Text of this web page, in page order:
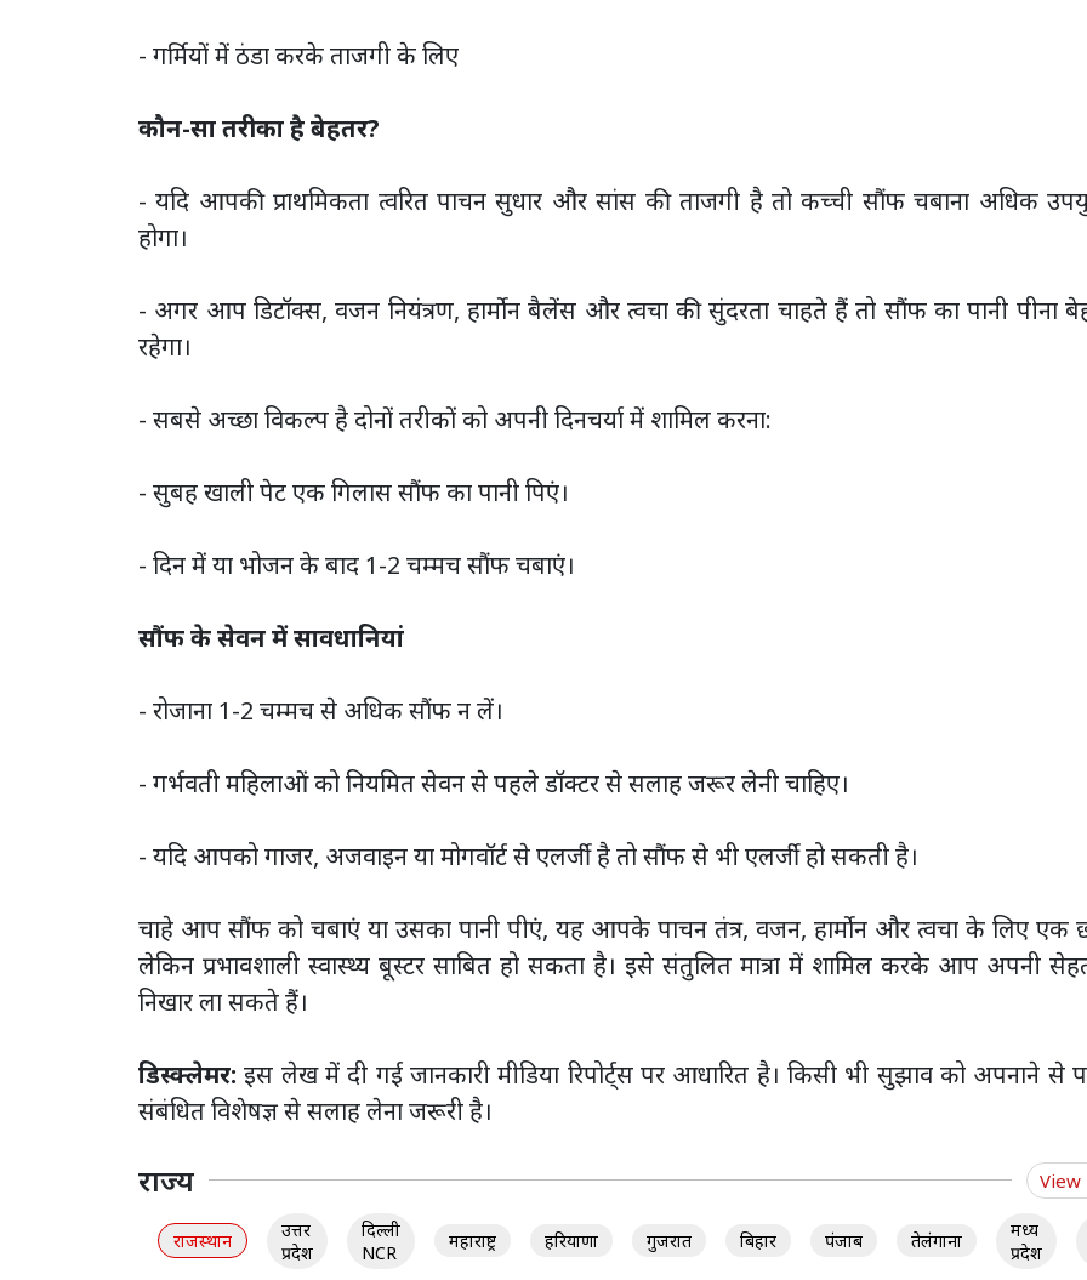
- गर्मियों में ठंडा करके ताजगी के लिए
कौन-सा तरीका है बेहतर?
- यदि आपकी प्राथमिकता त्वरित पाचन सुधार और सांस की ताजगी है तो कच्ची सौंफ चबाना अधिक
होगा।
- अगर आप डिटॉक्स, वजन नियंत्रण, हार्मोन बैलेंस और त्वचा की सुंदरता चाहते हैं तो सौंफ का पानी पीना
रहेगा।
- सबसे अच्छा विकल्प है दोनों तरीकों को अपनी दिनचर्या में शामिल करना:
- सुबह खाली पेट एक गिलास सौंफ का पानी पिएं।
- दिन में या भोजन के बाद 1-2 चम्मच सौंफ चबाएं।
सौंफ के सेवन में सावधानियां
- रोजाना 1-2 चम्मच से अधिक सौंफ न लें।
- गर्भवती महिलाओं को नियमित सेवन से पहले डॉक्टर से सलाह जरूर लेनी चाहिए।
- यदि आपको गाजर, अजवाइन या मोगवॉर्ट से एलर्जी है तो सौंफ से भी एलर्जी हो सकती है।
चाहे आप सौंफ को चबाएं या उसका पानी पीएं, यह आपके पाचन तंत्र, वजन, हार्मोन और त्वचा के लिए एक
लेकिन प्रभावशाली स्वास्थ्य बूस्टर साबित हो सकता है। इसे संतुलित मात्रा में शामिल करके आप अपनी
निखार ला सकते हैं।
डिस्क्लेमर: इस लेख में दी गई जानकारी मीडिया रिपोर्ट्स पर आधारित है। किसी भी सुझाव को अपनाने से
संबंधित विशेषज्ञ से सलाह लेना जरूरी है।
राज्य View
राजस्थान
उत्तर
प्रदेश
दिल्ली
NCR
महाराष्ट्र हरियाणा गुजरात बिहार पंजाब तेलंगाना
मध्य
प्रदेश